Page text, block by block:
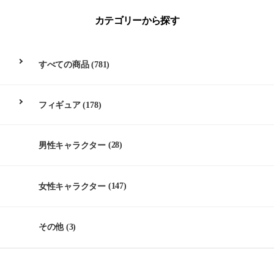
カテゴリーから探す
すべての商品(781)
フィギュア(178)
男性キャラクター (28)
女性キャラクター (147)
その他(3)